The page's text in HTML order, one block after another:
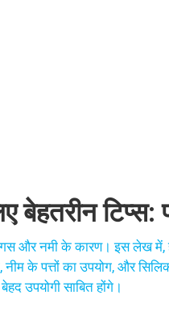
बेहतरीन
और नमी के कारण। इस लेख
के पत्तों का उपयोग, और
उपयोगी साबित होंगे।